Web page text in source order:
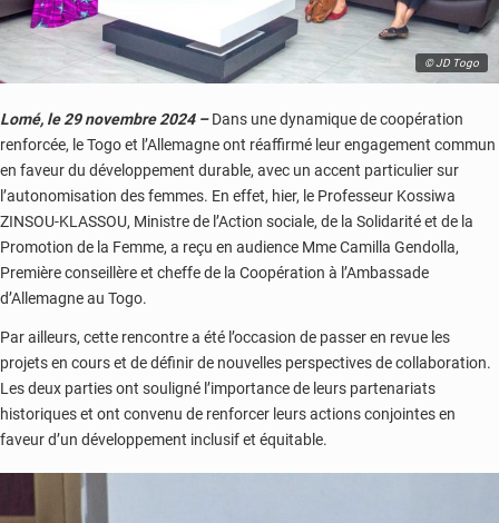
© JD Togo
Lomé, le 29 novembre 2024 – Dans une dynamique de coopération
renforcée, le Togo et l’Allemagne ont réaffirmé leur engagement commun
en faveur du développement durable, avec un accent particulier sur
l’autonomisation des femmes. En effet, hier, le Professeur Kossiwa
ZINSOU-KLASSOU, Ministre de l’Action sociale, de la Solidarité et de la
Promotion de la Femme, a reçu en audience Mme Camilla Gendolla,
Première conseillère et cheffe de la Coopération à l’Ambassade
d’Allemagne au Togo.
Par ailleurs, cette rencontre a été l’occasion de passer en revue les
projets en cours et de définir de nouvelles perspectives de collaboration.
Les deux parties ont souligné l’importance de leurs partenariats
historiques et ont convenu de renforcer leurs actions conjointes en
faveur d’un développement inclusif et équitable.